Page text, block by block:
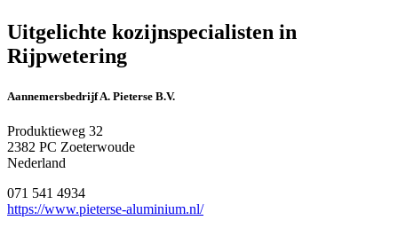
Uitgelichte kozijnspecialisten in
Rijpwetering
Aannemersbedrijf A. Pieterse B.V.
Produktieweg 32
2382 PC Zoeterwoude
Nederland
071 541 4934
https://www.pieterse-aluminium.nl/